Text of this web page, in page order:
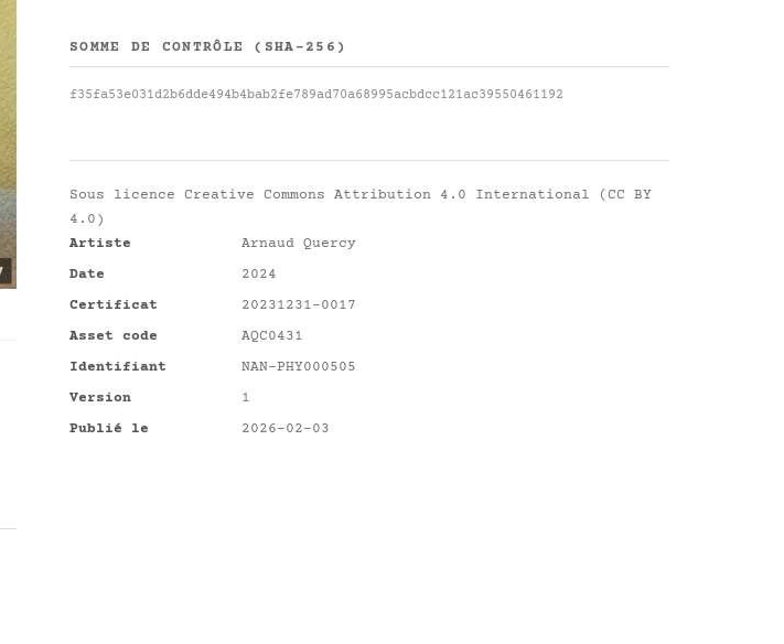
SOMME DE CONTRÔLE (SHA-256)
f35fa53e031d2b6dde494b4bab2fe789ad70a68995acbdcc121ac39550461192
Sous licence Creative Commons Attribution 4.0 International (CC BY
4.0)
Artiste
Arnaud Quercy
Date
2024
Certificat
20231231-0017
Asset code
AQC0431
Identifiant
NAN-PHY000505
Version
1
Publié le
2026-02-03